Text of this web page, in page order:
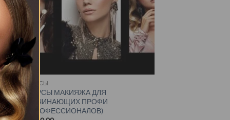
КУРСЫ
КУРСЫ МАКИЯЖА ДЛЯ
НАЧИНАЮЩИХ ПРОФИ
(ПРОФЕССИОНАЛОВ)